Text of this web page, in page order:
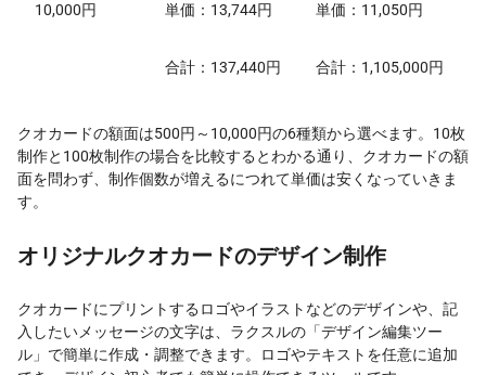
10,000円 単価：13,744円 単価：11,050円
合計：137,440円 合計：1,105,000円
クオカードの額面は500円～10,000円の6種類から選べます。10枚
制作と100枚制作の場合を比較するとわかる通り、クオカードの額
面を問わず、制作個数が増えるにつれて単価は安くなっていきま
す。
オリジナルクオカードのデザイン制作
クオカードにプリントするロゴやイラストなどのデザインや、記
入したいメッセージの文字は、ラクスルの「デザイン編集ツー
ル」で簡単に作成・調整できます。ロゴやテキストを任意に追加